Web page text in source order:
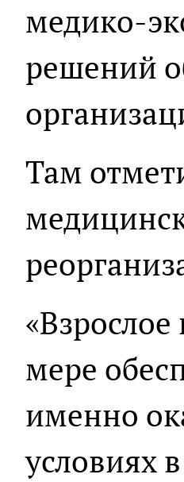
медико-
решений
Там
мере
именно
условиях